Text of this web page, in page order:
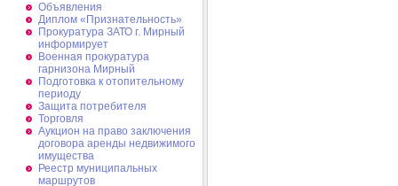
Объявления
Диплом «Признательность»
Прокуратура ЗАТО г. Мирный
информирует
Военная прокуратура
гарнизона Мирный
Подготовка к отопительному
периоду
Защита потребителя
Торговля
Аукцион на право заключения
договора аренды недвижимого
имущества
Реестр муниципальных
маршрутов